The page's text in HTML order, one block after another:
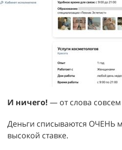
И ничего! — от слова
Деньги списываются ОЧЕНЬ
высокой ставке.